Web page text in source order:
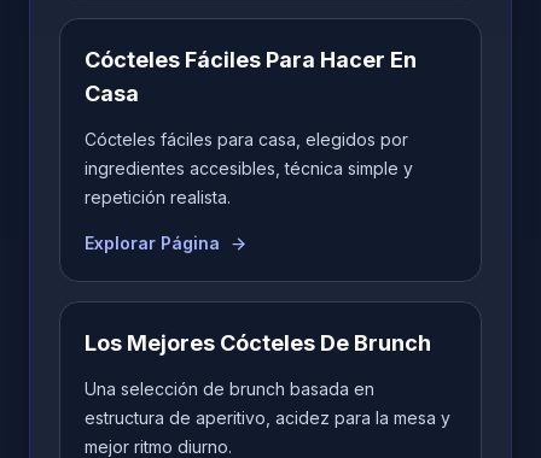
Cócteles Fáciles Para Hacer En
Casa
Cócteles fáciles para casa, elegidos por
ingredientes accesibles, técnica simple y
repetición realista.
Explorar Página
Los Mejores Cócteles De Brunch
Una selección de brunch basada en
estructura de aperitivo, acidez para la mesa y
mejor ritmo diurno.